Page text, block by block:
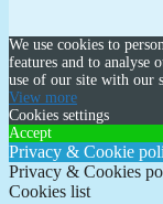
We use cookies to
features and to analyse
use of our site with our
View more
Cookies settings
Accept
Privacy & Cookie
Privacy & Cookies
Cookies list